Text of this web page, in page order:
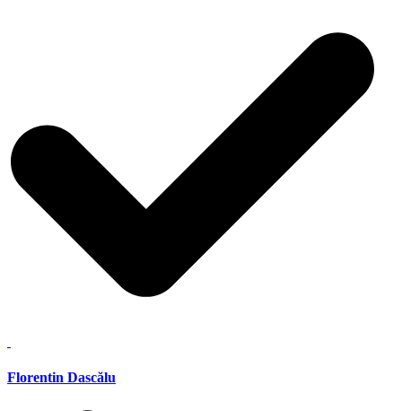
Florentin Dascălu